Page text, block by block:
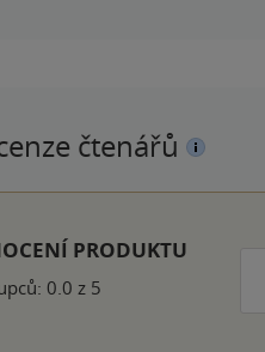
čtenářů
PRODUKTU
0.0 z 5